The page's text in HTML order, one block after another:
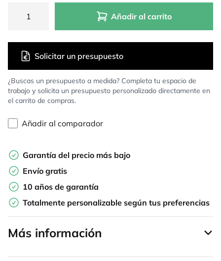
Añadir al carrito
¿Buscas un presupuesto a medida? Completa tu espacio de
trabajo y solicita un presupuesto personalizado directamente en
el carrito de compras.
Solicitar un presupuesto
Añadir al comparador
Garantía del precio más bajo
Envío gratis
10 años de garantía
Totalmente personalizable según tus preferencias
Más información